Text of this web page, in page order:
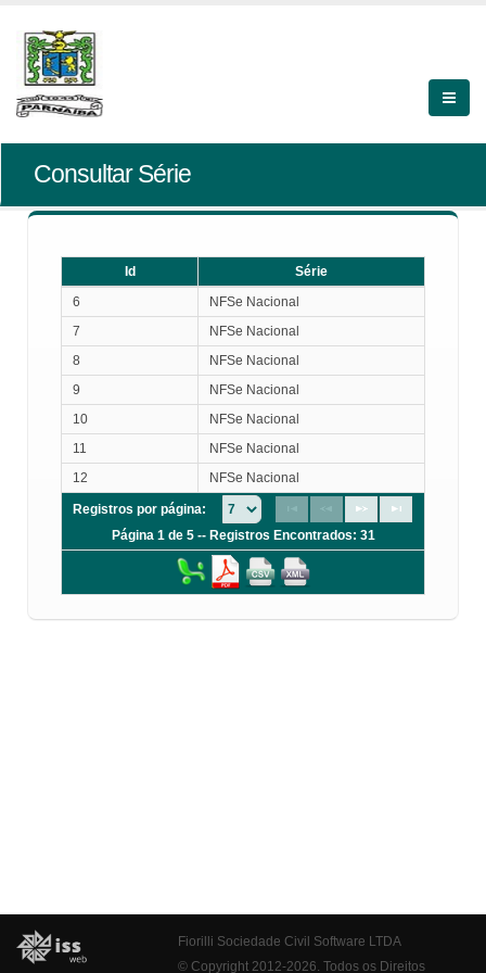
Consultar Série
Id
Série
Série
6
NFSe Nacional
7
NFSe Nacional
8
NFSe Nacional
9
NFSe Nacional
10
NFSe Nacional
11
NFSe Nacional
12
NFSe Nacional
Registros por página:
Página 1 de 5 -- Registros Encontrados: 31
Fiorilli Sociedade Civil Software LTDA
© Copyright 2012-2026. Todos os Direitos